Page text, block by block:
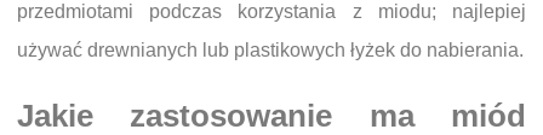
przedmiotami podczas korzystania z miodu; najlepiej
używać drewnianych lub plastikowych łyżek do nabierania.
Jakie zastosowanie ma miód